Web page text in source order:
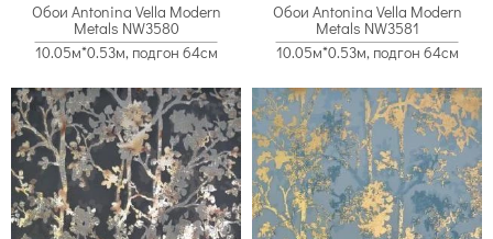
Обои Antonina Vella Modern
Metals NW3580
10.05м*0.53м, подгон 64см
Обои Antonina Vella Modern
Metals NW3581
10.05м*0.53м, подгон 64см